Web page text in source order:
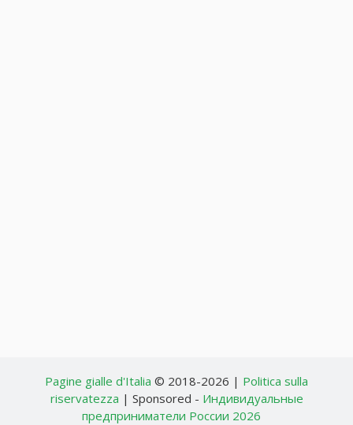
Pagine gialle d'Italia © 2018-2026 | Politica sulla
riservatezza | Sponsored - Индивидуальные
предприниматели России 2026